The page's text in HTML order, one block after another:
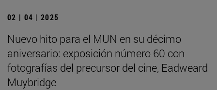
02 | 04 | 2025
Nuevo hito para el MUN en su décimo
aniversario: exposición número 60 con
fotografías del precursor del cine, Eadweard
Muybridge